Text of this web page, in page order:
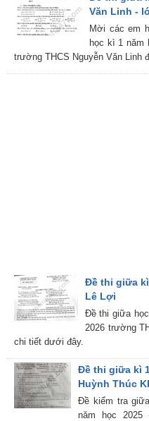
Văn Linh -
Mời các em
học kì 1 năm
trường THCS Nguyễn Văn Linh
Đề thi giữa kì
Lê Lợi
Đề thi giữa
2026 trường
chi tiết dưới đây.
Đề thi giữa kì
Huỳnh Thúc
Đề kiểm tra
năm học 2025